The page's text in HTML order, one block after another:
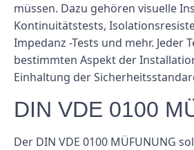
müssen. Dazu gehören visuelle
Kontinuitätstests,
Impedanz -Tests und mehr. Jeder
bestimmten Aspekt der
Einhaltung der
DIN VDE 0100
Der DIN VDE 0100 MÜFUNUNG